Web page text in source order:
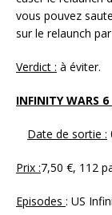
vous pouvez
sur le relaunch
Verdict : à éviter.
INFINITY WARS 6
Date de sortie :
Prix :7,50 €, 112
Episodes : US